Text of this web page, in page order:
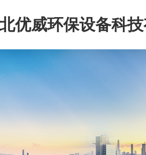
优威环保设备科